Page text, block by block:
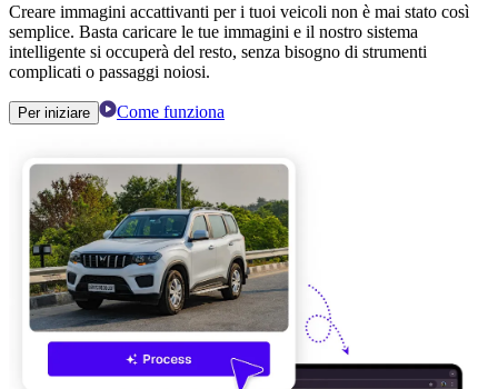
Creare immagini accattivanti per i tuoi veicoli non è mai stato così
semplice. Basta caricare le tue immagini e il nostro sistema
intelligente si occuperà del resto, senza bisogno di strumenti
complicati o passaggi noiosi.
Per iniziare Come funziona